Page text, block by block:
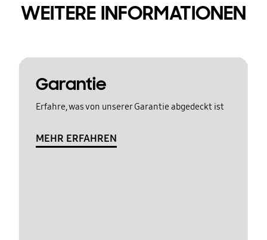
WEITERE INFORMATIONEN
Garantie
Erfahre, was von unserer Garantie abgedeckt ist
MEHR ERFAHREN